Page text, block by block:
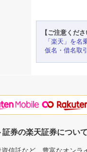
【ご注意くださ
「楽天」を名
仮名・借名取
証券の楽天証券につい
資信託など、豊富なオン